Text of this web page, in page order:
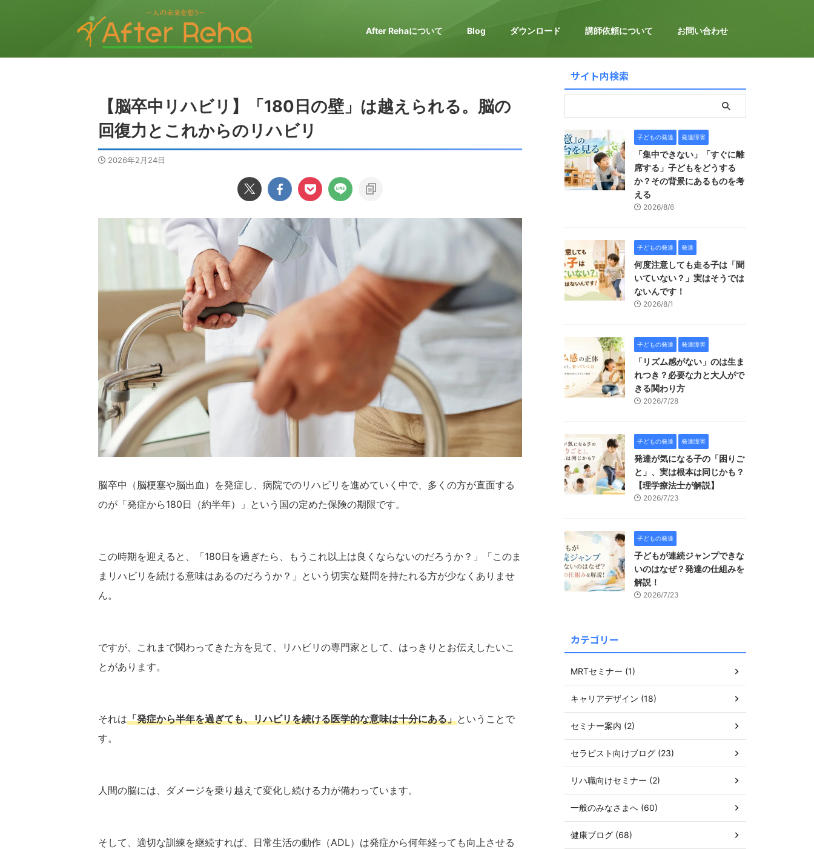
After Rehaについて Blog ダウンロード 講師依頼について お問い合わせ
【脳卒中リハビリ】「180日の壁」は越えられる。脳の
回復力とこれからのリハビリ
2026年2月24日
脳卒中（脳梗塞や脳出血）を発症し、病院でのリハビリを進めていく中で、多くの方が直面する
のが「発症から180日（約半年）」という国の定めた保険の期限です。
この時期を迎えると、「180日を過ぎたら、もうこれ以上は良くならないのだろうか？」「このま
まリハビリを続ける意味はあるのだろうか？」という切実な疑問を持たれる方が少なくありませ
ん。
ですが、これまで関わってきた方を見て、リハビリの専門家として、はっきりとお伝えしたいこ
とがあります。
それは「発症から半年を過ぎても、リハビリを続ける医学的な意味は十分にある」ということで
す。
人間の脳には、ダメージを乗り越えて変化し続ける力が備わっています。
そして、適切な訓練を継続すれば、日常生活の動作（ADL）は発症から何年経っても向上させる
サイト内検索
子どもの発達 発達障害
「集中できない」「すぐに離
席する」子どもをどうする
か？その背景にあるものを考
える
2026/8/6
子どもの発達 発達
何度注意しても走る子は「聞
いていない？」実はそうでは
ないんです！
2026/8/1
子どもの発達 発達障害
「リズム感がない」のは生ま
れつき？必要な力と大人がで
きる関わり方
2026/7/28
子どもの発達 発達障害
発達が気になる子の「困りご
と」、実は根本は同じかも？
【理学療法士が解説】
2026/7/23
子どもの発達
子どもが連続ジャンプできな
いのはなぜ？発達の仕組みを
解説！
2026/7/23
カテゴリー
MRTセミナー (1)
キャリアデザイン (18)
セミナー案内 (2)
セラピスト向けブログ (23)
リハ職向けセミナー (2)
一般のみなさまへ (60)
健康ブログ (68)